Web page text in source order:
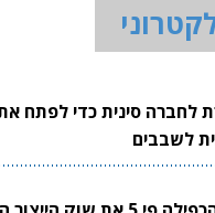
לחברה סינית כדי לפתח
לשבבים